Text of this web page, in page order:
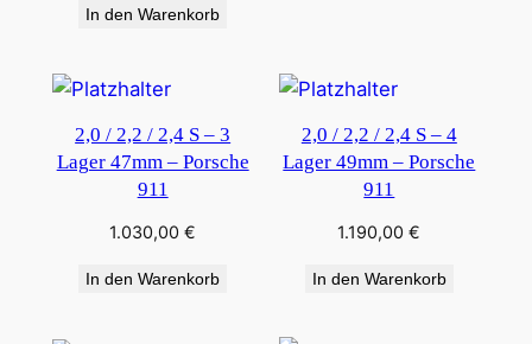
In den Warenkorb
2,0 / 2,2 / 2,4 S – 3
Lager 47mm – Porsche
911
1.030,00€
In den Warenkorb
2,0 / 2,2 / 2,4 S – 4
Lager 49mm – Porsche
911
1.190,00€
In den Warenkorb